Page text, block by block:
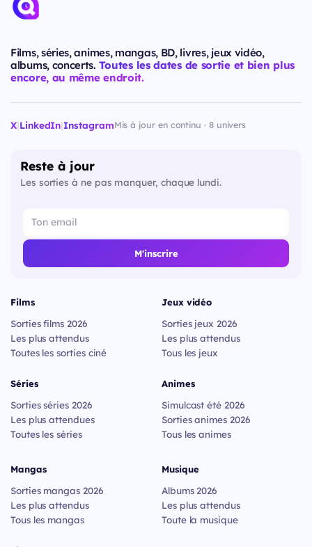
Films, séries, animes, mangas, BD, livres, jeux vidéo,
albums, concerts. Toutes les dates de sortie et bien plus
encore, au même endroit.
X|LinkedIn|InstagramMis à jour en continu · 8 univers
Reste à jour
Les sorties à ne pas manquer, chaque lundi.
M'inscrire
Films
Sorties films 2026
Les plus attendus
Toutes les sorties ciné
Séries
Sorties séries 2026
Les plus attendues
Toutes les séries
Jeux vidéo
Sorties jeux 2026
Les plus attendus
Tous les jeux
Animes
Simulcast été 2026
Sorties animes 2026
Tous les animes
Mangas
Sorties mangas 2026
Les plus attendus
Tous les mangas
Musique
Albums 2026
Les plus attendus
Toute la musique